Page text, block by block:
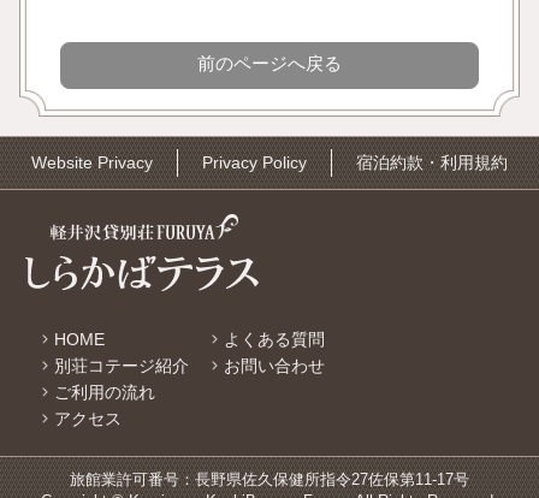
Website Privacy Privacy Policy 宿泊約款・利用規約
HOME
別荘コテージ紹介
ご利用の流れ
アクセス
よくある質問
お問い合わせ
旅館業許可番号：長野県佐久保健所指令27佐保第11-17号